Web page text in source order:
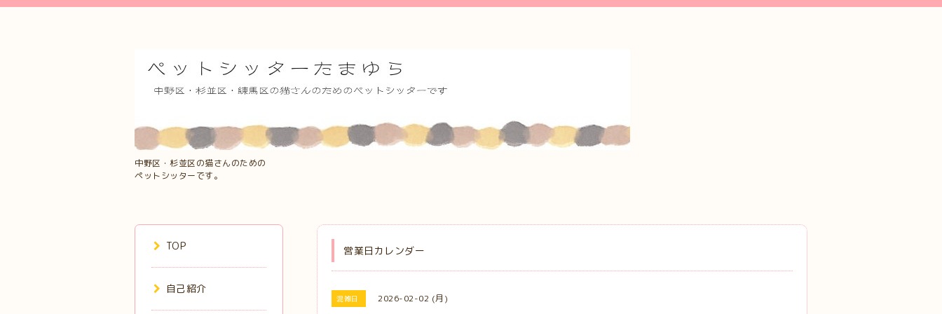
中野区・杉並区の猫さんのための
ペットシッターです。
営業日カレンダー
混雑日 2026-02-02 (月)
TOP
自己紹介